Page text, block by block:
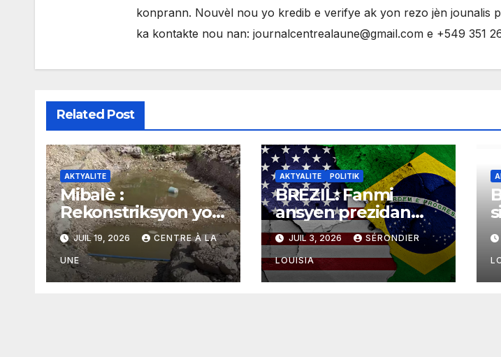
konprann. Nouvèl nou yo kredib e verifye ak yon rezo jèn jounalis
ka kontakte nou nan: journalcentrealaune@gmail.com e +549 351
Related Post
AKTYALITE
Mibalè :
Rekonstriksyon yon
vil kòmanse nan
rekonstriksyon
lespri moun yo
JUIL 19, 2026 CENTRE À LA
UNE
AKTYALITE POLITIK
BREZIL: Fanmi
ansyen prezidan
Jair Bolsonaro
mande gouvènman
ameriken an
ogmante taks sou
JUIL 3, 2026 SÉRONDIER
LOUISIA